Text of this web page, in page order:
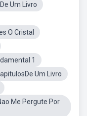
Um Livro
O Cristal
1
Um Livro
Me Pergute Por